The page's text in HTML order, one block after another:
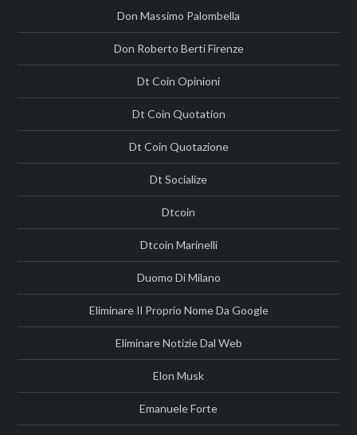
Don Massimo Palombella
Don Roberto Berti Firenze
Dt Coin Opinioni
Dt Coin Quotation
Dt Coin Quotazione
Dt Socialize
Dtcoin
Dtcoin Marinelli
Duomo Di Milano
Eliminare Il Proprio Nome Da Google
Eliminare Notizie Dal Web
Elon Musk
Emanuele Forte